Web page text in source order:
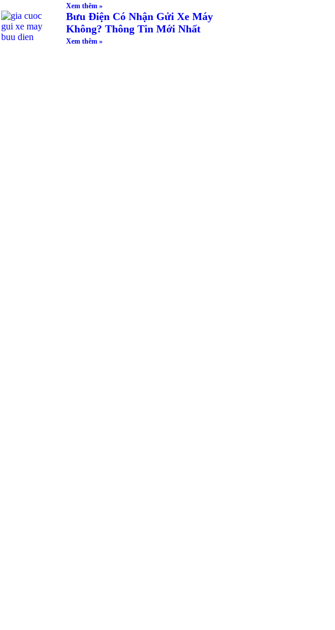
Xem thêm »
Bưu Điện Có Nhận Gửi Xe Máy
Không? Thông Tin Mới Nhất
Xem thêm »